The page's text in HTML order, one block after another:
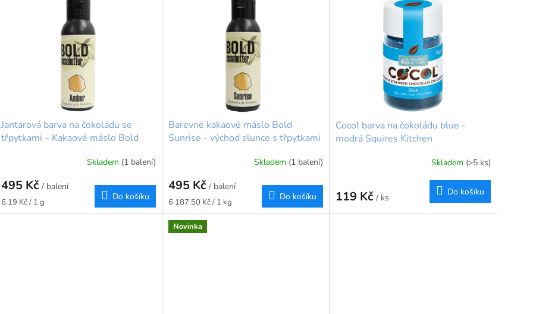
Jantarová barva na čokoládu se
třpytkami – Kakaové máslo Bold
Skladem (1 balení)
495 Kč / balení
Měrná
cena:
6,19 Kč / 1 g Do košíku
Barevné kakaové máslo Bold
Sunrise - východ slunce s třpytkami
Skladem (1 balení)
495 Kč / balení
Měrná
cena:
6 187,50 Kč / 1 kg Do košíku
Cocol barva na čokoládu blue -
modrá Squires Kitchen
Skladem (>5 ks)
119 Kč / ks
Do košíku
Novinka